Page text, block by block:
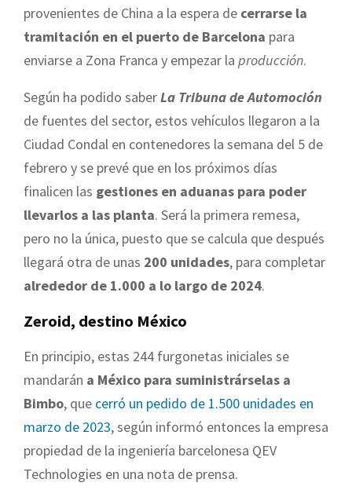
provenientes de China a la espera de cerrarse la
tramitación en el puerto de Barcelona para
enviarse a Zona Franca y empezar la producción.
Según ha podido saberLa Tribuna de Automoción
de fuentes del sector, estos vehículos llegaron a la
Ciudad Condal en contenedores la semana del 5 de
febrero y se prevé que en los próximos días
finalicen las gestiones en aduanas para poder
llevarlos a las planta. Será la primera remesa,
pero no la única, puesto que se calcula que después
llegará otra de unas 200 unidades, para completar
alrededor de 1.000 a lo largo de 2024.
Zeroid, destino México
En principio, estas 244 furgonetas iniciales se
mandarán a México para suministrárselas a
Bimbo, que cerró un pedido de 1.500 unidades en
marzo de 2023, según informó entonces la empresa
propiedad de la ingeniería barcelonesa QEV
Technologies en una nota de prensa.